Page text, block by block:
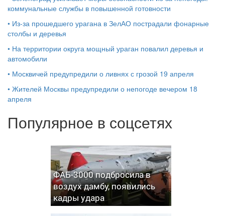
коммунальные службы в повышенной готовности
• Из-за прошедшего урагана в ЗелАО пострадали фонарные
столбы и деревья
• На территории округа мощный ураган повалил деревья и
автомобили
• Москвичей предупредили о ливнях с грозой 19 апреля
• Жителей Москвы предупредили о непогоде вечером 18
апреля
Популярное в соцсетях
ФАБ-3000 подбросила в
воздух дамбу, появились
кадры удара